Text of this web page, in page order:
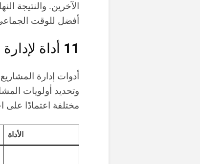
الآخرين. والنتيجة
أفضل للوقت
11 أداة لإدارة المشاريع
أدوات إدارة
وتحديد أولويات
مختلفة اعتمادًا على
الأداة